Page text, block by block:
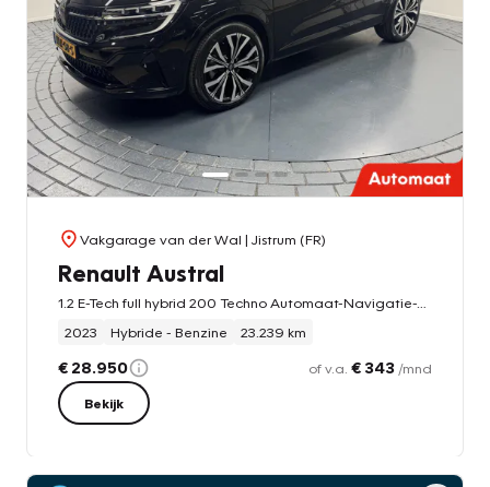
Vakgarage van der Wal | Jistrum (FR)
Renault Austral
2023
Hybride - Benzine 23.239 km
€ 28.950 of v.a. € 343 /mnd
Bekijk